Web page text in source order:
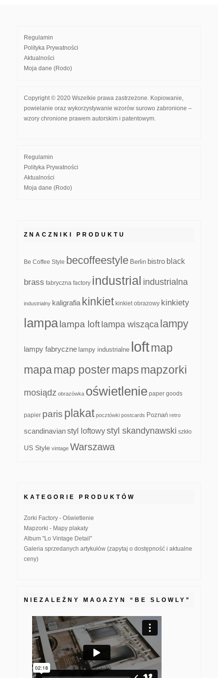
Regulamin
Polityka Prywatności
Aktualności
Moja dane (Rodo)
Copyright © 2020 Wszelkie prawa zastrzeżone. Kopiowanie,
powielanie oraz wykorzystywanie wzorów surowo zabronione –
wzory chronione prawem autorskim i patentowym.
Regulamin
Polityka Prywatności
Aktualności
Moja dane (Rodo)
ZNACZNIKI PRODUKTU
Be Coffee Style becoffeestyle Berlin bistro black
brass fabryczna factory industrial industrialna
industrialny kaligrafia kinkiet kinkiet obrazowy kinkiety
lampa lampa loft lampa wisząca lampy
lampy fabryczne lampy industrialne loftmap
mapamap postermapsmapzorki
mosiądz obrazówka oświetlenie paper goods
papier paris plakat pocztówki postcards Poznań retro
scandinavianstyl loftowystyl skandynawski szkło
US Style vintage Warszawa
KATEGORIE PRODUKTÓW
Zorki Factory - Oświetlenie
Mapzorki - Mapy plakaty
Album "Lo Vintage Detail"
Galeria sprzedanych artykułów (zapytaj o dostępność i aktualne
ceny)
NIEZALEŻNY MAGAZYN “BE SLOWLY”